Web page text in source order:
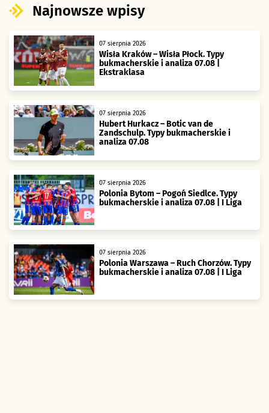
Najnowsze wpisy
07 sierpnia 2026
Wisła Kraków – Wisła Płock. Typy
bukmacherskie i analiza 07.08 |
Ekstraklasa
07 sierpnia 2026
Hubert Hurkacz – Botic van de
Zandschulp. Typy bukmacherskie i
analiza 07.08
07 sierpnia 2026
Polonia Bytom – Pogoń Siedlce. Typy
bukmacherskie i analiza 07.08 | I Liga
07 sierpnia 2026
Polonia Warszawa – Ruch Chorzów. Typy
bukmacherskie i analiza 07.08 | I Liga